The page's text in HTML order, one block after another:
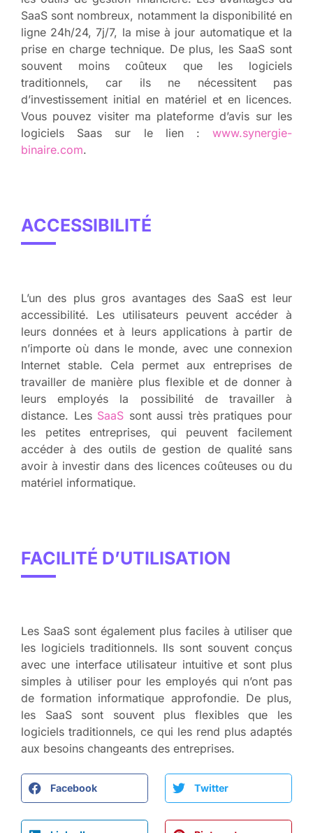
SaaS sont nombreux, notamment la disponibilité en
ligne 24h/24, 7j/7, la mise à jour automatique et la
prise en charge technique. De plus, les SaaS sont
souvent moins coûteux que les logiciels
traditionnels, car ils ne nécessitent pas
d’investissement initial en matériel et en licences.
Vous pouvez visiter ma plateforme d’avis sur les
logiciels Saas sur le lien : www.synergie-
binaire.com.
ACCESSIBILITÉ
L’un des plus gros avantages des SaaS est leur
accessibilité. Les utilisateurs peuvent accéder à
leurs données et à leurs applications à partir de
n’importe où dans le monde, avec une connexion
Internet stable. Cela permet aux entreprises de
travailler de manière plus flexible et de donner à
leurs employés la possibilité de travailler à
distance. Les SaaS sont aussi très pratiques pour
les petites entreprises, qui peuvent facilement
accéder à des outils de gestion de qualité sans
avoir à investir dans des licences coûteuses ou du
matériel informatique.
FACILITÉ D’UTILISATION
Les SaaS sont également plus faciles à utiliser que
les logiciels traditionnels. Ils sont souvent conçus
avec une interface utilisateur intuitive et sont plus
simples à utiliser pour les employés qui n’ont pas
de formation informatique approfondie. De plus,
les SaaS sont souvent plus flexibles que les
logiciels traditionnels, ce qui les rend plus adaptés
aux besoins changeants des entreprises.
Facebook Twitter